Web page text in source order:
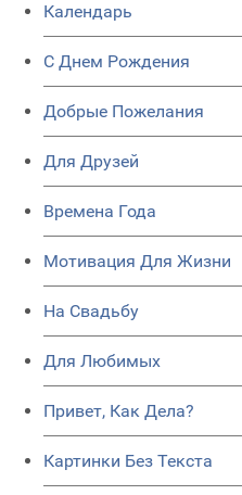
Календарь
C Днем Рождения
Добрые Пожелания
Для Друзей
Времена Года
Мотивация Для Жизни
На Свадьбу
Для Любимых
Привет, Как Дела?
Картинки Без Текста